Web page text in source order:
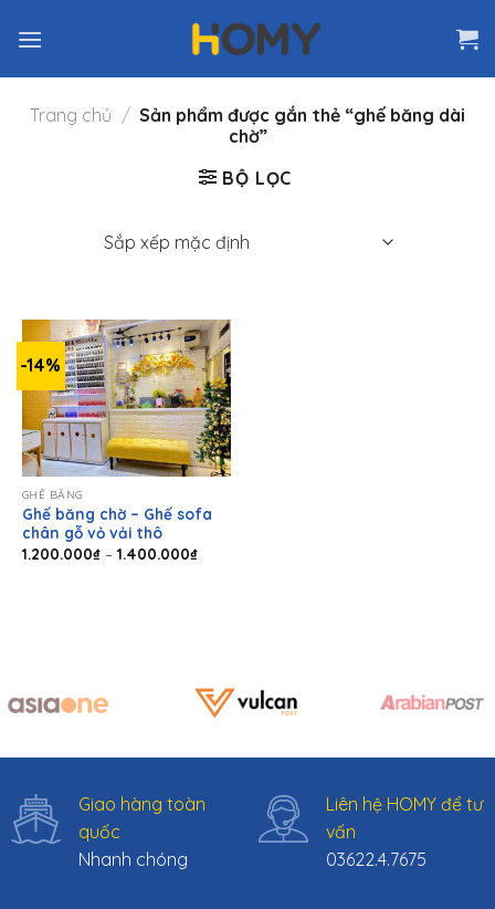
Trang chủ / Sản phẩm được gắn thẻ “ghế băng dài
chờ”
BỘ LỌC
-14%
GHẾ BĂNG
Ghế băng chờ – Ghế sofa
chân gỗ vỏ vải thô
1.200.000₫ – 1.400.000₫Khoảng
Giao hàng toàn
quốc
Nhanh chóng
Liên hệ HOMY để tư
vấn
03622.4.7675